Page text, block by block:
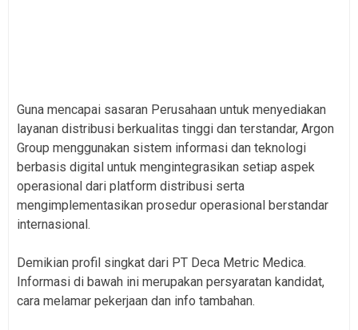
Guna mencapai sasaran Perusahaan untuk menyediakan
layanan distribusi berkualitas tinggi dan terstandar, Argon
Group menggunakan sistem informasi dan teknologi
berbasis digital untuk mengintegrasikan setiap aspek
operasional dari platform distribusi serta
mengimplementasikan prosedur operasional berstandar
internasional.
Demikian profil singkat dari PT Deca Metric Medica.
Informasi di bawah ini merupakan persyaratan kandidat,
cara melamar pekerjaan dan info tambahan.